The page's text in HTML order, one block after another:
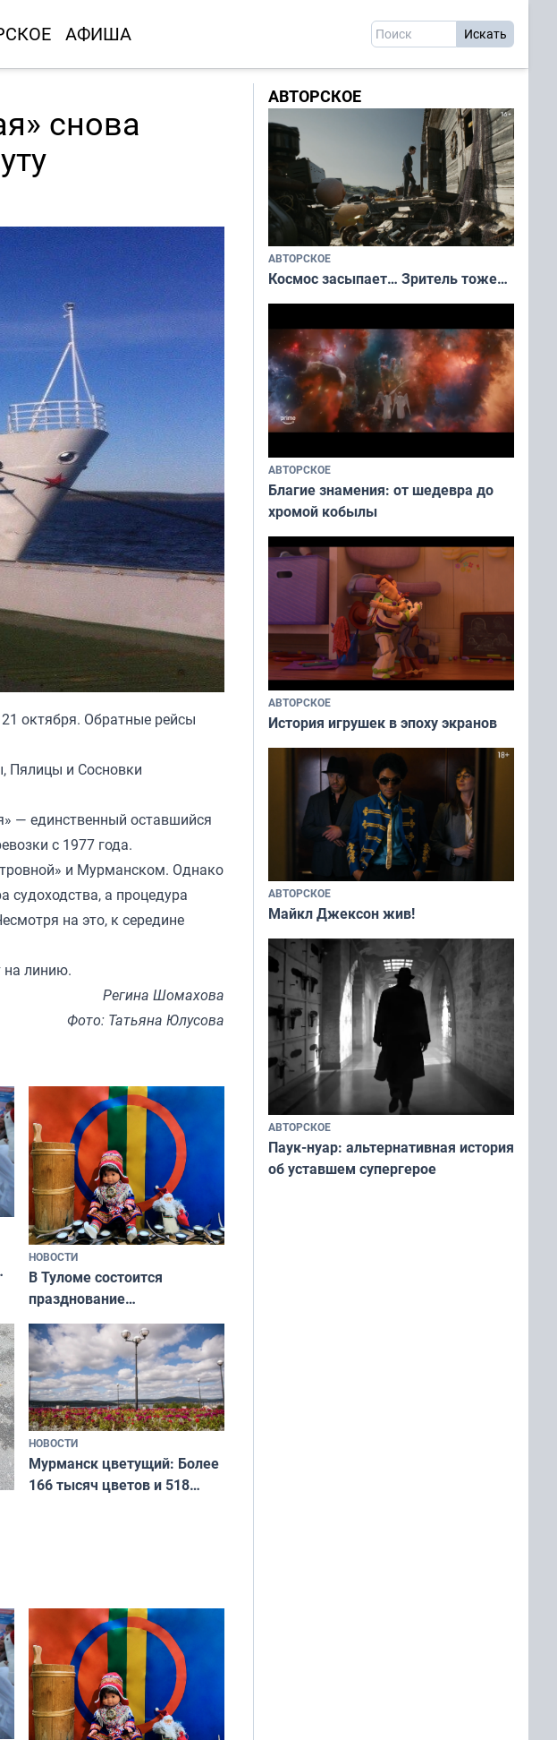
АФИША
снова
октября. Обратные рейсы
Пялицы и Сосновки
— единственный оставшийся
с 1977 года.
и Мурманском. Однако
судоходства, а процедура
на это, к середине
на линию.
Регина Шомахова
Фото: Татьяна Юлусова
НОВОСТИ
В Туломе состоится
празднование
Международного дня
коренных народов мира
НОВОСТИ
Мурманск цветущий: Более
166 тысяч цветов и 518
АВТОРСКОЕ
АВТОРСКОЕ
Космос засыпает… Зритель тоже…
АВТОРСКОЕ
Благие знамения: от шедевра до
хромой кобылы
АВТОРСКОЕ
История игрушек в эпоху экранов
АВТОРСКОЕ
Майкл Джексон жив!
АВТОРСКОЕ
Паук-нуар: альтернативная история
об уставшем супергерое